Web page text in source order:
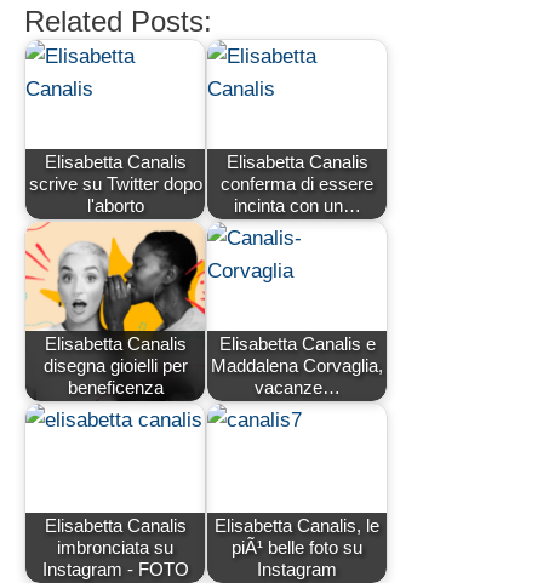
Related Posts:
Elisabetta Canalis
scrive su Twitter dopo
l'aborto
Elisabetta Canalis
conferma di essere
incinta con un…
Elisabetta Canalis
disegna gioielli per
beneficenza
Elisabetta Canalis e
Maddalena Corvaglia,
vacanze…
Elisabetta Canalis
imbronciata su
Instagram - FOTO
Elisabetta Canalis, le
piÃ¹ belle foto su
Instagram